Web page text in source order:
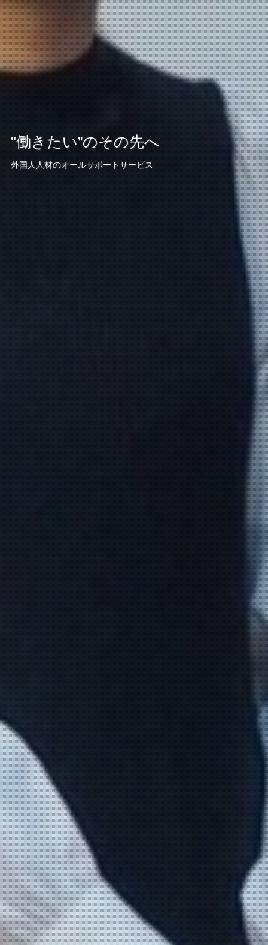
"働きたい”のその先へ
外国人人材のオールサポートサービス